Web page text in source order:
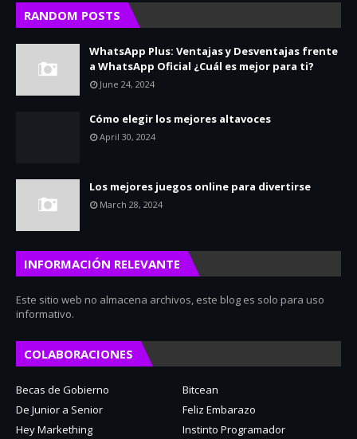
RANDOM POSTS
WhatsApp Plus: Ventajas y Desventajas frente
a WhatsApp Oficial ¿Cuál es mejor para ti?
June 24, 2024
Cómo elegir los mejores altavoces
April 30, 2024
Los mejores juegos online para divertirse
March 28, 2024
INFORMACIÓN RELEVANTE
Este sitio web no almacena archivos, este blog es solo para uso
informativo.
COLABORACIONES
Becas de Gobierno
Bitcean
De Junior a Senior
Feliz Embarazo
Hey Markething
Instinto Programador